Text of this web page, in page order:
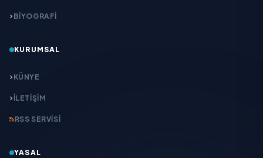
BİYOGRAFİ
KURUMSAL
KÜNYE
İLETIŞIM
RSS SERVISI
YASAL